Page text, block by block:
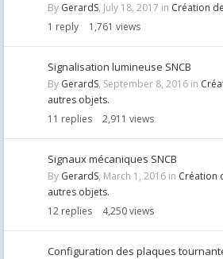
By GerardS, July 18, 2017 in Création
1 reply 1,761 views
Signalisation lumineuse SNCB
By GerardS, September 8, 2016 in
autres objets.
11 replies 2,911 views
Signaux mécaniques SNCB
By GerardS, March 1, 2016 in Création
autres objets.
12 replies 4,250views
Configuration des plaques